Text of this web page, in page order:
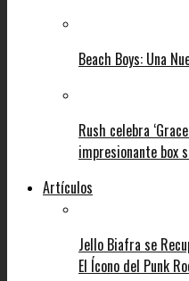
Beach Boys: Una
Rush celebra
impresionante box
Artículos
Jello Biafra se
El Ícono del Punk